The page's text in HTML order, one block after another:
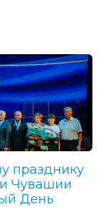
празднику
Чувашии
День